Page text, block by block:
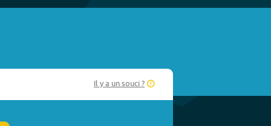
Il y a un souci ?